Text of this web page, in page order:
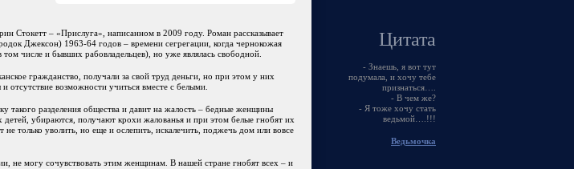
Стокетт – «Прислуга», написанном в 2009 году. Роман рассказывает
Джексон) 1963-64 годов – времени сегрегации, когда чернокожая
числе и бывших рабовладельцев), но уже являлась свободной.
гражданство, получали за свой труд деньги, но при этом у них
отсутствие возможности учиться вместе с белыми.
такого разделения общества и давит на жалость – бедные женщины
убираются, получают крохи жалованья и при этом белые гнобят их
только уволить, но еще и ослепить, искалечить, поджечь дом или вовсе
не могу сочувствовать этим женщинам. В нашей стране гнобят всех – и
Цитата
- Знаешь, я вот тут
подумала, и хочу тебе
признаться….
- В чем же?
- Я тоже хочу стать
ведьмой….!!!
Ведьмочка